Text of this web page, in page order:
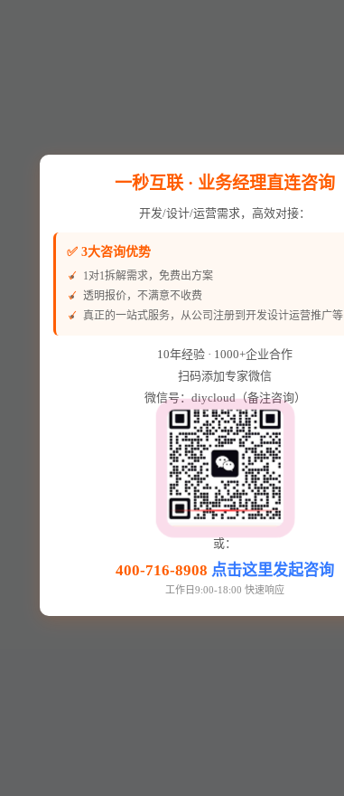
一秒互联 · 业务经理直连咨询
开发/设计/运营需求，高效对接：
✅ 3大咨询优势
1对1拆解需求，免费出方案
透明报价，不满意不收费
真正的一站式服务，从公司注册到开发设计运营推广等
10年经验 · 1000+企业合作
扫码添加专家微信
微信号：diycloud（备注咨询）
或：
400-716-8908 点击这里发起咨询
工作日9:00-18:00 快速响应